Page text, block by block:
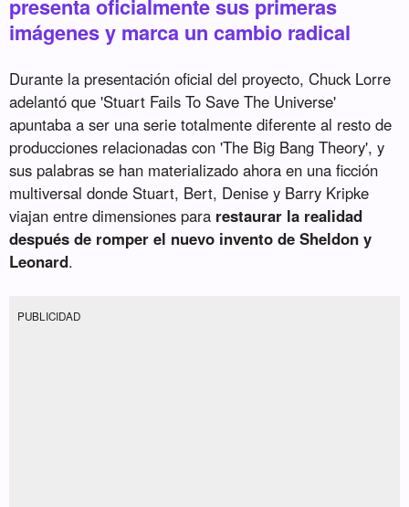
presenta oficialmente sus primeras
imágenes y marca un cambio radical
Durante la presentación oficial del proyecto, Chuck Lorre
adelantó que 'Stuart Fails To Save The Universe'
apuntaba a ser una serie totalmente diferente al resto de
producciones relacionadas con 'The Big Bang Theory', y
sus palabras se han materializado ahora en una ficción
multiversal donde Stuart, Bert, Denise y Barry Kripke
viajan entre dimensiones para restaurar la realidad
después de romper el nuevo invento de Sheldon y
Leonard.
PUBLICIDAD